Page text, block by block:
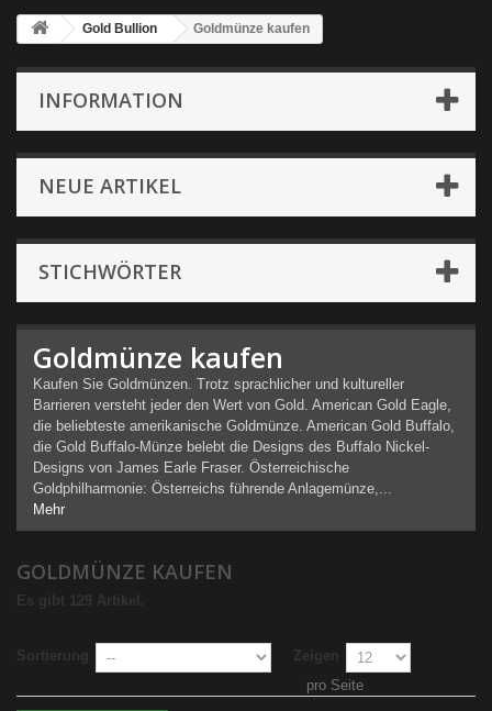
Gold Bullion Goldmünze kaufen
INFORMATION
NEUE ARTIKEL
STICHWÖRTER
Goldmünze kaufen
Kaufen Sie Goldmünzen. Trotz sprachlicher und kultureller
Barrieren versteht jeder den Wert von Gold. American Gold Eagle,
die beliebteste amerikanische Goldmünze. American Gold Buffalo,
die Gold Buffalo-Münze belebt die Designs des Buffalo Nickel-
Designs von James Earle Fraser. Österreichische
Goldphilharmonie: Österreichs führende Anlagemünze,...
Mehr
GOLDMÜNZE KAUFEN
Es gibt 129 Artikel.
Sortierung
Zeigen
pro Seite